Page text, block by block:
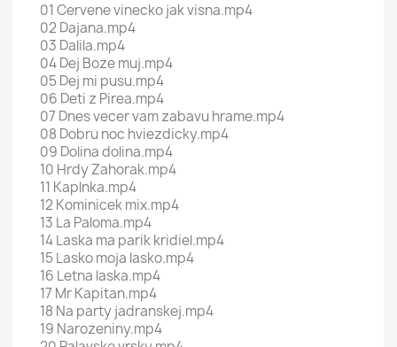
01 Cervene vinecko jak visna.mp4
02 Dajana.mp4
03 Dalila.mp4
04 Dej Boze muj.mp4
05 Dej mi pusu.mp4
06 Deti z Pirea.mp4
07 Dnes vecer vam zabavu hrame.mp4
08 Dobru noc hviezdicky.mp4
09 Dolina dolina.mp4
10 Hrdy Zahorak.mp4
11 Kaplnka.mp4
12 Kominicek mix.mp4
13 La Paloma.mp4
14 Laska ma parik kridiel.mp4
15 Lasko moja lasko.mp4
16 Letna laska.mp4
17 Mr Kapitan.mp4
18 Na party jadranskej.mp4
19 Narozeniny.mp4